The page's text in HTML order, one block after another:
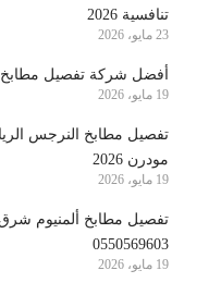
تنافسية 2026
23 مايو، 2026
أفضل شركة تفصيل مطابخ
19 مايو، 2026
تفصيل مطابخ النرجس
مودرن 2026
19 مايو، 2026
تفصيل مطابخ ألمنيوم
0550569603
19 مايو، 2026